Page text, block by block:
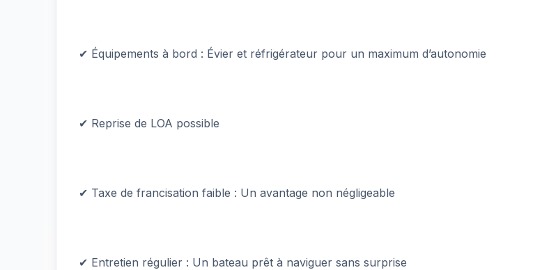
✔ Équipements à bord : Évier et réfrigérateur pour un maximum d’autonomie
✔ Reprise de LOA possible
✔ Taxe de francisation faible : Un avantage non négligeable
✔ Entretien régulier : Un bateau prêt à naviguer sans surprise